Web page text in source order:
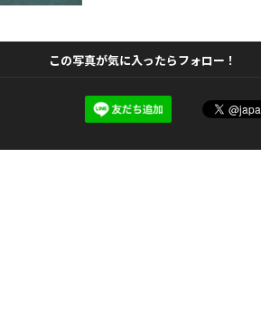
この写真が気に入ったらフォロー！